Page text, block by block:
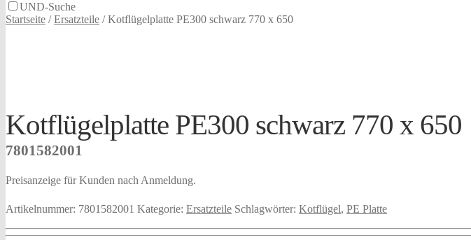
UND-Suche
Startseite /Ersatzteile /Kotflügelplatte PE300 schwarz 770 x 650
Kotflügelplatte PE300 schwarz 770 x 650
7801582001
Preisanzeige für Kunden nach Anmeldung.
Artikelnummer: 7801582001 Kategorie: Ersatzteile Schlagwörter: Kotflügel, PE Platte